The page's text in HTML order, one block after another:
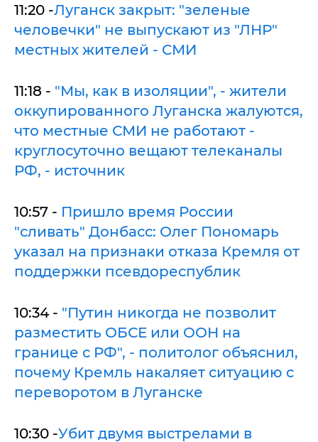
11:20 -Луганск закрыт: "зеленые
человечки" не выпускают из "ЛНР"
местных жителей - СМИ
11:18 - "Мы, как в изоляции", - жители
оккупированного Луганска жалуются,
что местные СМИ не работают -
круглосуточно вещают телеканалы
РФ, - источник
10:57 - Пришло время России
"сливать" Донбасс: Олег Пономарь
указал на признаки отказа Кремля от
поддержки псевдореспублик
10:34 - "Путин никогда не позволит
разместить ОБСЕ или ООН на
границе с РФ", - политолог объяснил,
почему Кремль накаляет ситуацию с
переворотом в Луганске
10:30 -Убит двумя выстрелами в